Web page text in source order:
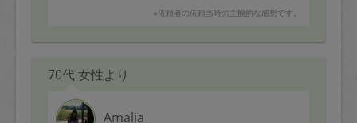
※依頼者の依頼当時の主観的な感想です。
70代 女性より
Amalia